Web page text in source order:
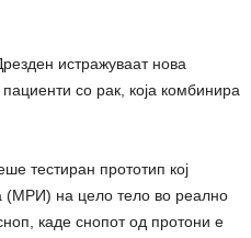
истражуваат нова
со рак, која комбинира
тестиран прототип кој
(МРИ) на цело тело во реално
каде снопот од протони е